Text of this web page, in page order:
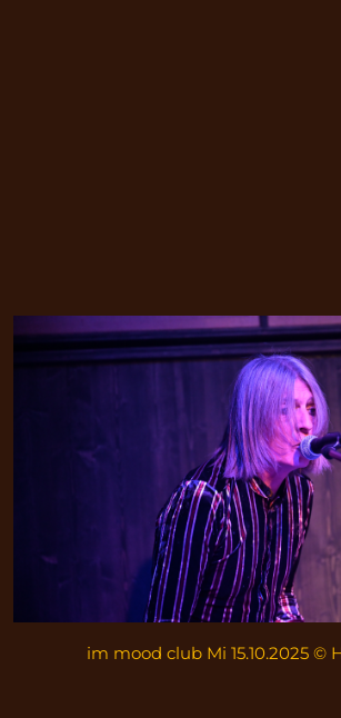
im mood club Mi 15.10.2025 ©